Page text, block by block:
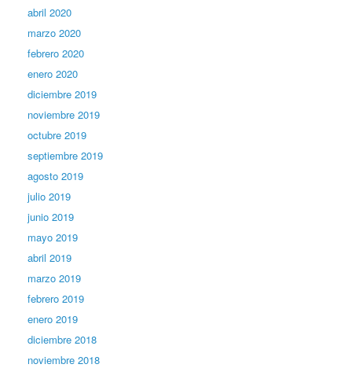
abril 2020
marzo 2020
febrero 2020
enero 2020
diciembre 2019
noviembre 2019
octubre 2019
septiembre 2019
agosto 2019
julio 2019
junio 2019
mayo 2019
abril 2019
marzo 2019
febrero 2019
enero 2019
diciembre 2018
noviembre 2018